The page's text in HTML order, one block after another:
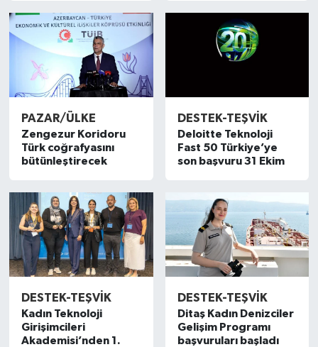
PAZAR/ÜLKE
Zengezur Koridoru
Türk coğrafyasını
bütünleştirecek
DESTEK-TEŞVİK
Deloitte Teknoloji
Fast 50 Türkiye’ye
son başvuru 31 Ekim
DESTEK-TEŞVİK
Kadın Teknoloji
Girişimcileri
Akademisi’nden 1.
DESTEK-TEŞVİK
Ditaş Kadın Denizciler
Gelişim Programı
başvuruları başladı